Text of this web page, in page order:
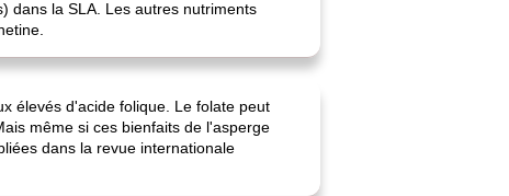
dans la SLA. Les autres nutriments
élevés d'acide folique. Le folate peut
même si ces bienfaits de l'asperge
dans la revue internationale